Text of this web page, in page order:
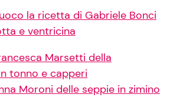
la ricetta di Gabriele Bonci
e ventricina
Marsetti della
tonno e capperi
Moroni delle seppie in zimino